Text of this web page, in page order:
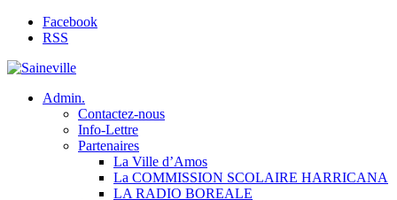
Facebook
RSS
Admin.
Contactez-nous
Info-Lettre
Partenaires
La Ville d’Amos
La COMMISSION SCOLAIRE HARRICANA
LA RADIO BOREALE